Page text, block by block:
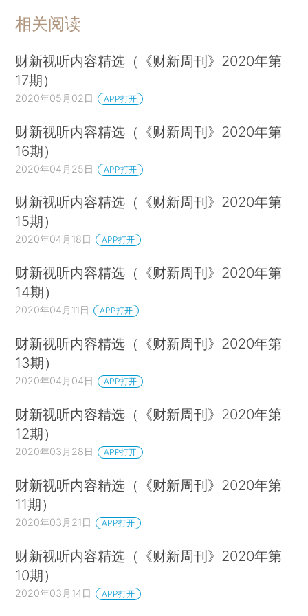
相关阅读
财新视听内容精选（《财新周刊》2020年第
17期）
2020年05月02日 APP打开
财新视听内容精选（《财新周刊》2020年第
16期）
2020年04月25日 APP打开
财新视听内容精选（《财新周刊》2020年第
15期）
2020年04月18日 APP打开
财新视听内容精选（《财新周刊》2020年第
14期）
2020年04月11日 APP打开
财新视听内容精选（《财新周刊》2020年第
13期）
2020年04月04日 APP打开
财新视听内容精选（《财新周刊》2020年第
12期）
2020年03月28日 APP打开
财新视听内容精选（《财新周刊》2020年第
11期）
2020年03月21日 APP打开
财新视听内容精选（《财新周刊》2020年第
10期）
2020年03月14日 APP打开